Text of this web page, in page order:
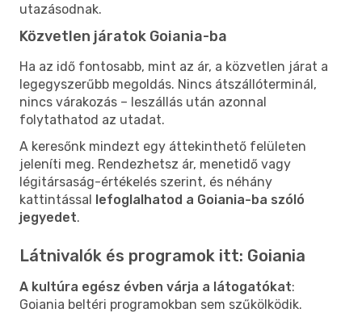
utazásodnak.
Közvetlen járatok Goiania-ba
Ha az idő fontosabb, mint az ár, a közvetlen járat a
legegyszerűbb megoldás. Nincs átszállóterminál,
nincs várakozás – leszállás után azonnal
folytathatod az utadat.
A keresőnk mindezt egy áttekinthető felületen
jeleníti meg. Rendezhetsz ár, menetidő vagy
légitársaság-értékelés szerint, és néhány
kattintással lefoglalhatod a Goiania-ba szóló
jegyedet.
Látnivalók és programok itt: Goiania
A kultúra egész évben várja a látogatókat:
Goiania beltéri programokban sem szűkölködik.